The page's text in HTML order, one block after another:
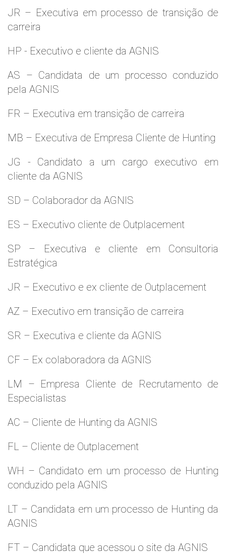
JR – Executiva em processo de transição de
carreira
HP - Executivo e cliente da AGNIS
AS – Candidata de um processo conduzido
pela AGNIS
FR – Executiva em transição de carreira
MB – Executiva de Empresa Cliente de Hunting
JG - Candidato a um cargo executivo em
cliente da AGNIS
SD – Colaborador da AGNIS
ES – Executivo cliente de Outplacement
SP – Executiva e cliente em Consultoria
Estratégica
JR – Executivo e ex cliente de Outplacement
AZ – Executivo em transição de carreira
SR – Executiva e cliente da AGNIS
CF – Ex colaboradora da AGNIS
LM – Empresa Cliente de Recrutamento de
Especialistas
AC – Cliente de Hunting da AGNIS
FL – Cliente de Outplacement
WH – Candidato em um processo de Hunting
conduzido pela AGNIS
LT – Candidata em um processo de Hunting da
AGNIS
FT – Candidata que acessou o site da AGNIS